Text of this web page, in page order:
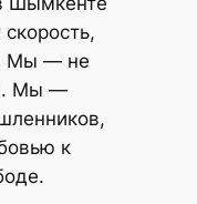
Мы — не
Мы —
к